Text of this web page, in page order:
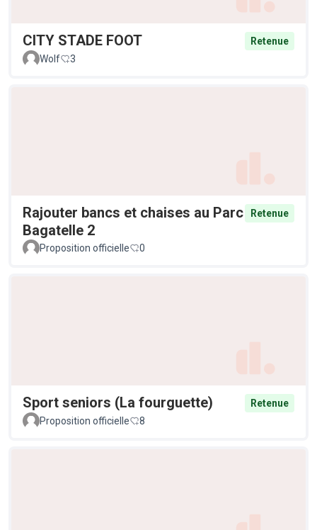
CITY STADE FOOT
Retenue
Wolf
3
Rajouter bancs et chaises au Parc
Bagatelle 2
Retenue
Proposition officielle 0
Sport seniors (La fourguette)
Retenue
Proposition officielle
8